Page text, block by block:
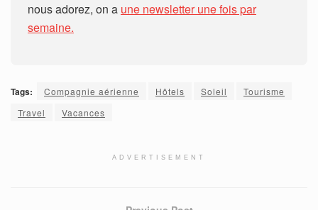
nous adorez, on a une newsletter une fois par
semaine.
Tags: Compagnie aérienne Hôtels Soleil
Tourisme
Travel
Vacances
ADVERTISEMENT